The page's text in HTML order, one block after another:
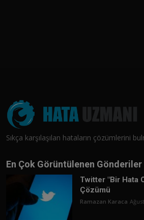
Sıkça karşılaşılan hataların çözümlerini
En Çok Görüntülenen Gönderiler
Twitter "Bir Hata
Çözümü
Ramazan Karaca